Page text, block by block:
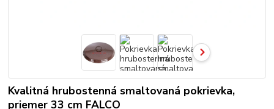
Kvalitná hrubostenná smaltovaná pokrievka,
priemer 33 cm FALCO